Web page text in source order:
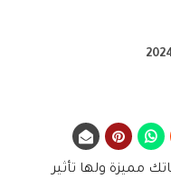
مميزة ولها تأثير